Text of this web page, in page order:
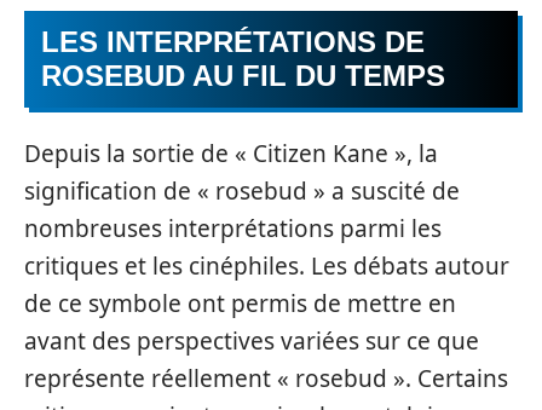
LES INTERPRÉTATIONS DE
ROSEBUD AU FIL DU TEMPS
Depuis la sortie de « Citizen Kane », la
signification de « rosebud » a suscité de
nombreuses interprétations parmi les
critiques et les cinéphiles. Les débats autour
de ce symbole ont permis de mettre en
avant des perspectives variées sur ce que
représente réellement « rosebud ». Certains